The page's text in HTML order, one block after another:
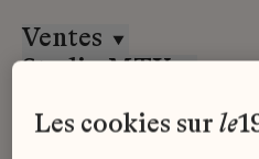
Ventes
Studio MTX
les cookies surle